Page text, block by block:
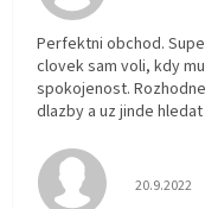
Perfektni obchod.
clovek sam voli, kdy
spokojenost.
dlazby a uz jinde
20.9.2022